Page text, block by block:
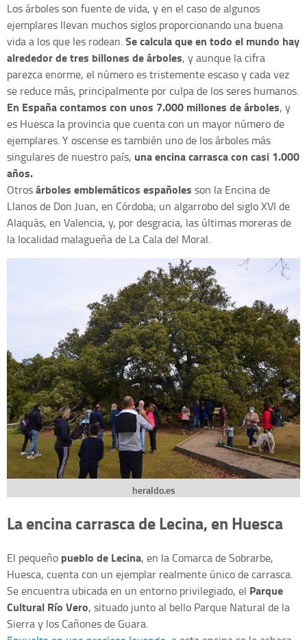
Los árboles son fuente de vida, y en el caso de algunos
ejemplares llevan muchos siglos proporcionando una buena
vida a los que les rodean.Se calcula que en todo el mundo hay
alrededor de tres billones de árboles, y aunque la cifra
parezca enorme, el número es tristemente escaso y cada vez
se reduce más, principalmente por culpa de los seres humanos.
En España contamos con unos 7.000 millones de árboles, y
es Huesca la provincia que cuenta con un mayor número de
ejemplares. Y oscense es también uno de los árboles más
singulares de nuestro país, una encina carrasca con casi 1.000
años.
Otrosárboles emblemáticos españoles son la Encina de
Llanos de Don Juan, en Córdoba; un algarrobo del siglo XVI de
Alaquàs, en Valencia, y, por desgracia, las últimas moreras de
la localidad malagueña de La Cala del Moral.
heraldo.es
La encina carrasca de Lecina, en Huesca
El pequeño pueblo de Lecina, en la Comarca de Sobrarbe,
Huesca, cuenta con un ejemplar realmente único de carrasca.
Se encuentra ubicada en un entorno privilegiado, el Parque
Cultural Río Vero, situado junto al bello Parque Natural de la
Sierra y los Cañones de Guara.